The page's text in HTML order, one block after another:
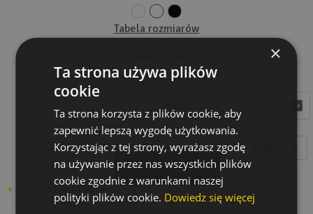
Tabela rozmiarów
Rozmiar
dodaj do listy zakupów
dodaj do porównania
DODAJ DO KOSZYKA
×
Ta strona używa plików
cookie
Ta strona korzysta z plików cookie, aby
zapewnić lepszą wygodę użytkowania.
Korzystając z tej strony, wyrażasz zgodę
na używanie przez nas wszystkich plików
cookie zgodnie z warunkami naszej
polityki plików cookie. Dowiedz się więcej